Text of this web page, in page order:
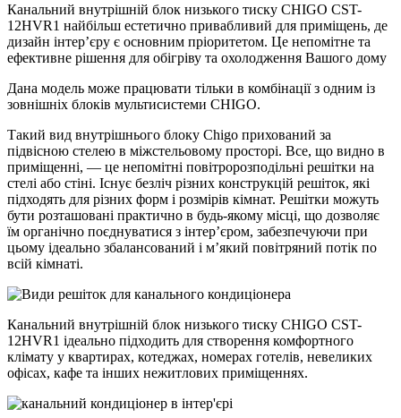
Канальний внутрішній блок низького тиску CHIGO CST-
12HVR1 найбільш естетично привабливий для приміщень, де
дизайн інтер’єру є основним пріоритетом. Це непомітне та
ефективне рішення для обігріву та охолодження Вашого дому
Дана модель може працювати тільки в комбінації з одним із
зовнішніх блоків мультисистеми CHIGO.
Такий вид внутрішнього блоку Chigo прихований за
підвісною стелею в міжстельовому просторі. Все, що видно в
приміщенні, — це непомітні повітророзподільні решітки на
стелі або стіні. Існує безліч різних конструкцій решіток, які
підходять для різних форм і розмірів кімнат. Решітки можуть
бути розташовані практично в будь-якому місці, що дозволяє
їм органічно поєднуватися з інтер’єром, забезпечуючи при
цьому ідеально збалансований і м’який повітряний потік по
всій кімнаті.
Канальний внутрішній блок низького тиску CHIGO CST-
12HVR1 ідеально підходить для створення комфортного
клімату у квартирах, котеджах, номерах готелів, невеликих
офісах, кафе та інших нежитлових приміщеннях.